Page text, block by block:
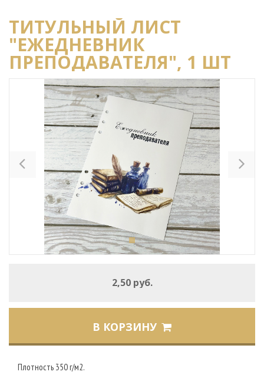
ТИТУЛЬНЫЙ ЛИСТ
"ЕЖЕДНЕВНИК
ПРЕПОДАВАТЕЛЯ", 1 ШТ
Previous
2,50 руб.
В КОРЗИНУ
Плотность 350 г/м2.